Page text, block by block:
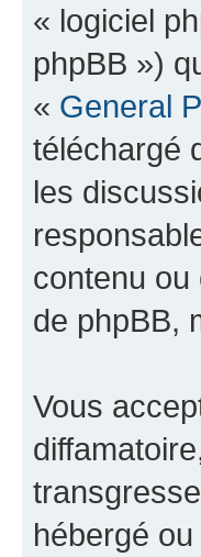
« logiciel
phpBB »)
« General
téléchargé
les
contenu ou
de phpBB,
Vous
hébergé